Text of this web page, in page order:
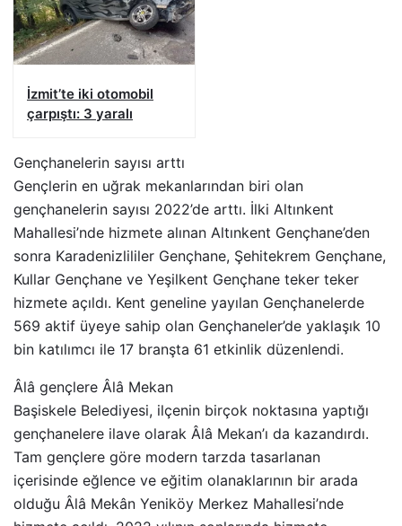
İzmit’te iki otomobil
çarpıştı: 3 yaralı
Gençhanelerin sayısı arttı
Gençlerin en uğrak mekanlarından biri olan
gençhanelerin sayısı 2022’de arttı. İlki Altınkent
Mahallesi’nde hizmete alınan Altınkent Gençhane’den
sonra Karadenizlililer Gençhane, Şehitekrem Gençhane,
Kullar Gençhane ve Yeşilkent Gençhane teker teker
hizmete açıldı. Kent geneline yayılan Gençhanelerde
569 aktif üyeye sahip olan Gençhaneler’de yaklaşık 10
bin katılımcı ile 17 branşta 61 etkinlik düzenlendi.
Âlâ gençlere Âlâ Mekan
Başiskele Belediyesi, ilçenin birçok noktasına yaptığı
gençhanelere ilave olarak Âlâ Mekan’ı da kazandırdı.
Tam gençlere göre modern tarzda tasarlanan
içerisinde eğlence ve eğitim olanaklarının bir arada
olduğu Âlâ Mekân Yeniköy Merkez Mahallesi’nde